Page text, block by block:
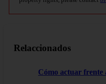
Relaccionados
Cómo actuar frente